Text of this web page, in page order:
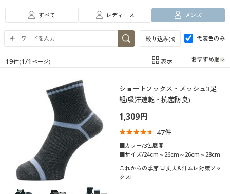
女性下着
女性下着
メンズ下着
メンズ通販すべて
メンズファッション
家電・雑貨
家電・雑貨すべて
キッチン・雑貨・日用品
寝具・インテリア・家具
家具・収納
寝具・ベッド
カーテン・ラグ・ファブリック
美容・健康通販すべて
美容・健康・サプリメント
制服・スクール
制服・スクールすべて
制服・学生服
ジュニア・ティーンズ下着
大きいサイズ
大きいサイズ通販すべて
大きいサイズ レディース服
バーゲン
バーゲンセール
詳細検索
すべて レディース メンズ
絞り込み(3) 代表色のみ
在庫 在庫のある商品のみ表示
口コミ
(4〜4.9)
19件(1/1 ページ) 表示
ショートソックス・メッシュ3足
組(吸汗速乾・抗菌防臭)
1,309円
47件
■カラー/3色展開
■サイズ/24cm～26cm～26cm～28cm
これからの季節に!丈夫&汗ムレ対策ソッ
クス!